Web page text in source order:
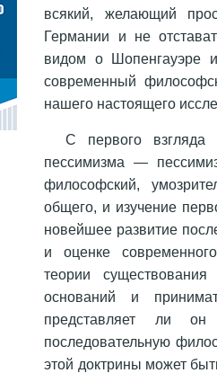
всякий, желающий
Германии и не
видом о Шопенгауэре и
современный
нашего настоящего
С первого взгляда
пессимизма —
философский,
общего, и изучение
новейшее развитие
и оценке
теории
оснований и
представляет ли
последовательную
этой доктрины может